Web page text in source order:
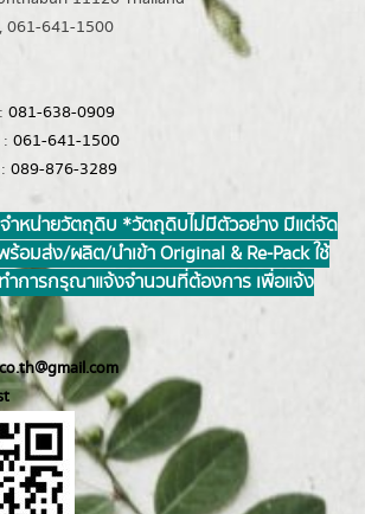
061-641-1500
081-638-0909
061-641-1500
089-876-3289
ำหน่ายวัตถุดิบ *วัตถุดิบไม่มีตัวอย่าง มีแต่จัด
อมส่ง/ผลิต/นำเข้า Original & Re-Pack ใช้
ำการ กรุณาแจ้งจำนวนที่ต้องการ เพื่อแจ้ง